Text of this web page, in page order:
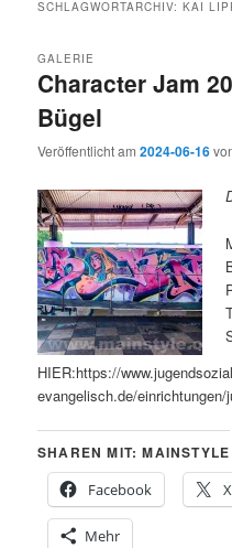
SCHLAGWORTARCHIV:KAI
Character Jam
Bügel
GALERIE
Veröffentlicht am2024-06-16
HIER:https://
evangelisch.de/einrichtungen/
SHAREN MIT: MAINSTYLE
Facebook
X
Mehr